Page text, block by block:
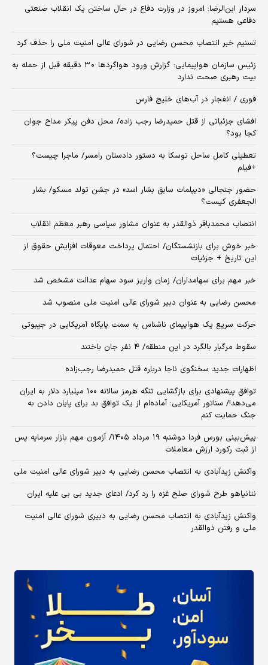
سردار ابن‌الرضا: امروز در وزارت دفاع در حال ساختن یک انقلاب صنعتی
دفاعی هستیم
تسنیم خبر انتصاب محسن رضایی در شورای عالی امنیت ملی را حذف کرد
زئیس سازمان هواپیمایی: گزارش ورود هواگردها ٣٠ دقیقه قبل از حمله به
بیت رهبری صحت ندارد
فوری / انفجار در آب‌های خلیج فارس
افشای جزئیاتی از قتل حمیدرضا رجب زاده/ محل دفن پیکر مداح جوان
کجا بود؟
تعطیلی کامل ساحل توسکا به دستور دادستان رامسر/ ماجرا چیست؟
+فیلم
حضور جنجالی «دیپلمات سابق بشار اسد» در جشن تولد مسکو/ بشار
الجعفری کیست؟
انتصاب محمدباقر ذوالقدر به عنوان مشاور سیاسی رهبر معظم انقلاب
خبر خوش برای بازنشستگان/ احتمال پرداخت معوقات افزایش حقوق از
این تاریخ + جزئیات
خبر مهم برای سهامداران/ زمان واریز سود سهام عدالت مشخص شد
محسن رضایی به عنوان دبیر شورای عالی امنیت ملی منصوب شد
حرکت سریع یک هواپیمای ناشناس به سمت پایگاه آمریکایی در جیبوتی
سقوط مرگبار بالگرد در این منطقه/ ۴ نفر جان باختند
اظهارات جدید سخنگوی ناجا درباره قتل حمیدرضا رجب‌زاده
توافق پیشنهادی برای بازگشایی تنگه هرمز سالانه ۱۰۰ میلیارد دلار به ایران
می‌دهد!/ سناتور آمریکایی: آماده‌ام از یک توافق بد برای پایان دادن به
جنگ حمایت کنم
​پیش‌بینی بورس فردا دوشنبه ۱۹ مرداد ۱۴۰۵/ آزمون مهم بازار سرمایه پس
از ثبت رکورد ارزش معاملات
واکنش زیدآبادی به انتصاب محسن رضایی به دبیر شورای عالی امنیت ملی
نتانیاهو طرح شورای صلح غزه را رد کرد/ ادعای جدید بی بی علیه ایران
واکنش زیدآبادی به انتصاب محسن رضایی به دبیری شورای عالی امنیت
ملی و رفتن ذوالقدر